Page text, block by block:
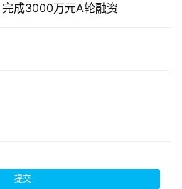
成3000万元A轮融资
提交